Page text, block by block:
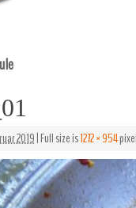
2019|Full size is1272 × 954